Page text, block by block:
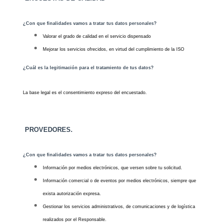
¿Con que finalidades vamos a tratar tus datos personales?
Valorar el grado de calidad en el servicio dispensado
Mejorar los servicios ofrecidos, en virtud del cumplimiento de la ISO
¿Cuál es la legitimación para el tratamiento de tus datos?
La base legal es el consentimiento expreso del encuestado.
PROVEDORES.
¿Con que finalidades vamos a tratar tus datos personales?
Información por medios electrónicos, que versen sobre tu solicitud.
Información comercial o de eventos por medios electrónicos, siempre que
exista autorización expresa.
Gestionar los servicios administrativos, de comunicaciones y de logística
realizados por el Responsable.